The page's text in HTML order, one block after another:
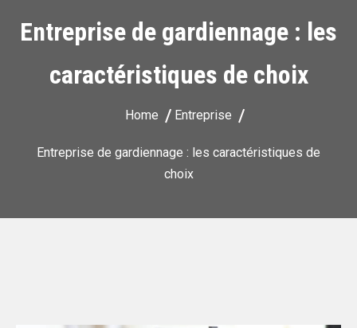
Entreprise de gardiennage : les
caractéristiques de choix
Home Entreprise
Entreprise de gardiennage : les caractéristiques de
choix